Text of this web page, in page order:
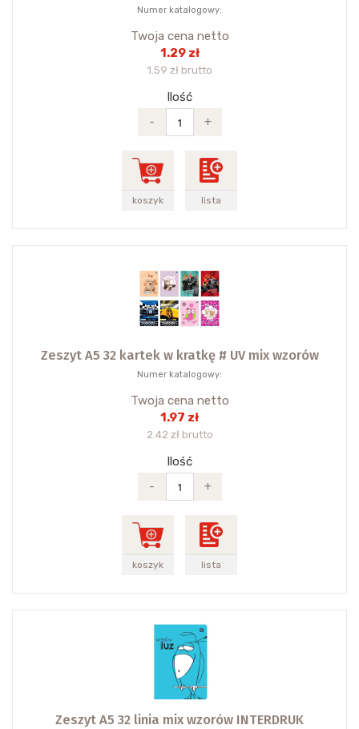
Numer katalogowy:
Twoja cena netto
1.29 zł
1.59 zł brutto
Ilość
-
+
koszyk lista
Zeszyt A5 32 kartek w kratkę # UV mix wzorów
Numer katalogowy:
Twoja cena netto
1.97 zł
2.42 zł brutto
Ilość
-
+
koszyk lista
Zeszyt A5 32 linia mix wzorów INTERDRUK